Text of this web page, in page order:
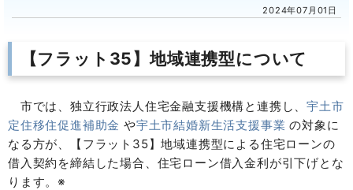
2024年07月01日
【フラット35】地域連携型について
市では、独立行政法人住宅金融支援機構と連携し、宇土市
定住移住促進補助金 や宇土市結婚新生活支援事業 の対象に
なる方が、【フラット35】地域連携型による住宅ローンの
借入契約を締結した場合、住宅ローン借入金利が引下げとな
ります。※